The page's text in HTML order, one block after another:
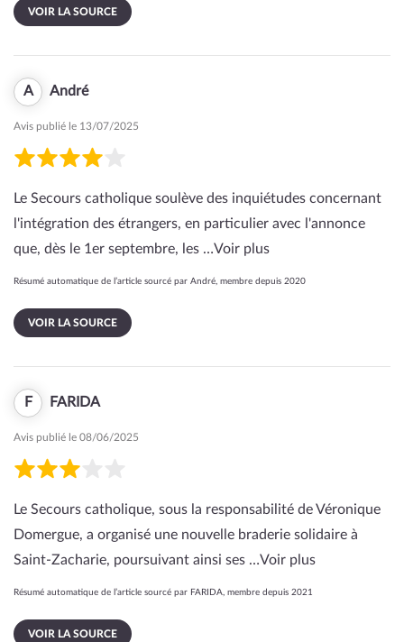
VOIR LA SOURCE
A André
Avis publié le 13/07/2025
Le Secours catholique soulève des inquiétudes concernant
l'intégration des étrangers, en particulier avec l'annonce
que, dès le 1er septembre, les …Voir plus
Résumé automatique de l’article sourcé par André, membre depuis 2020
VOIR LA SOURCE
F FARIDA
Avis publié le 08/06/2025
Le Secours catholique, sous la responsabilité de Véronique
Domergue, a organisé une nouvelle braderie solidaire à
Saint-Zacharie, poursuivant ainsi ses …Voir plus
Résumé automatique de l’article sourcé par FARIDA, membre depuis 2021
VOIR LA SOURCE